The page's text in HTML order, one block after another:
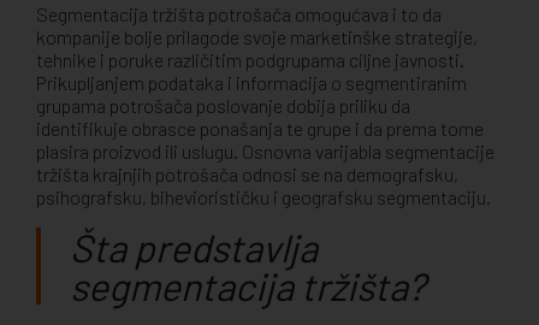
Segmentacija tržišta potrošača omogućava i to da
kompanije bolje prilagode svoje marketinške strategije,
tehnike i poruke različitim podgrupama ciljne javnosti.
Prikupljanjem podataka i informacija o segmentiranim
grupama potrošača poslovanje dobija priliku da
identifikuje obrasce ponašanja te grupe i da prema tome
plasira proizvod ili uslugu. Osnovna varijabla segmentacije
tržišta krajnjih potrošača odnosi se na demografsku,
psihografsku, biheviorističku i geografsku segmentaciju.
Šta predstavlja
segmentacija tržišta?